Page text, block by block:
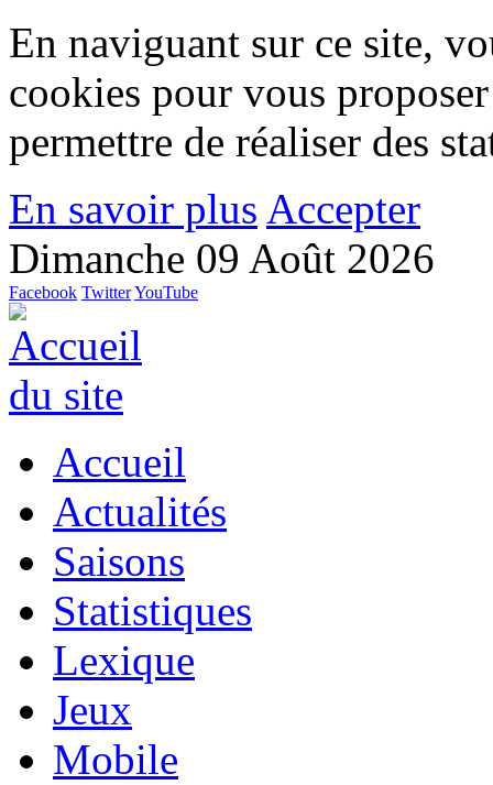
En naviguant sur ce site,
cookies pour vous
permettre de réaliser des
En savoir plus Accepter
Dimanche 09 Août 2026
Facebook TwitterYouTube
Accueil
Actualités
Saisons
Statistiques
Lexique
Jeux
Mobile